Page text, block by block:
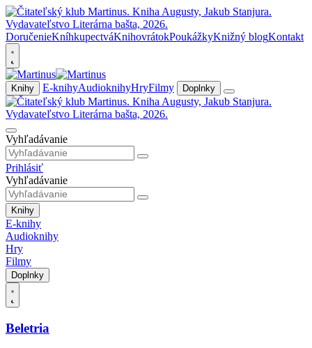
DoručenieKníhkupectváKnihovrátokPoukážkyKnižný blogKontakt
Knihy E-knihyAudioknihyHryFilmy Doplnky
Vyhľadávanie
Prihlásiť
Vyhľadávanie
Knihy
E-knihy
Audioknihy
Hry
Filmy
Doplnky
Beletria